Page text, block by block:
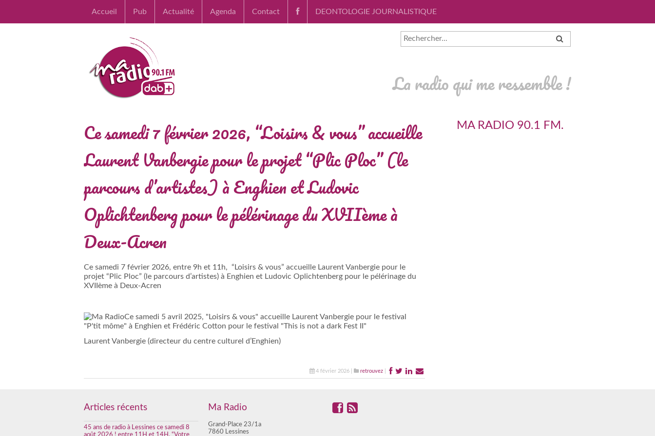
Accueil Pub Actualité Agenda Contact DEONTOLOGIE JOURNALISTIQUE
La radio qui me ressemble !
Ce samedi 7 février 2026, “Loisirs & vous” accueille
Laurent Vanbergie pour le projet “Plic Ploc” (le
parcours d’artistes) à Enghien et Ludovic
Oplichtenberg pour le pélérinage du XVIIème à
Deux-Acren
Ce samedi 7 février 2026, entre 9h et 11h, “Loisirs & vous” accueille Laurent Vanbergie pour le
projet “Plic Ploc” (le parcours d’artistes) à Enghien et Ludovic Oplichtenberg pour le pélérinage du
XVIIème à Deux-Acren
Laurent Vanbergie (directeur du centre culturel d’Enghien)
4 février 2026 | retrouvez|
MA RADIO 90.1 FM.
Articles récents
45 ans de radio à Lessines ce samedi 8
août 2026 ! entre 11H et 14H, “Votre
Ma Radio
Grand-Place 23/1a
7860 Lessines